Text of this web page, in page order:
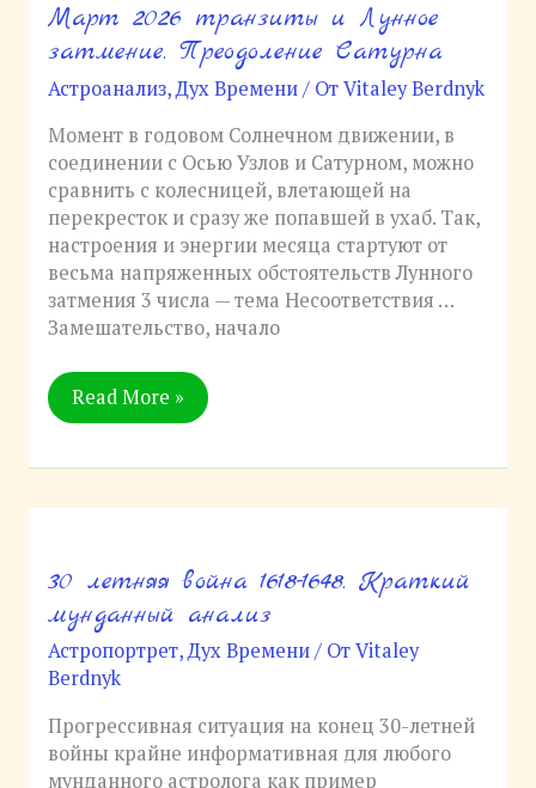
Март 2026 транзиты и Лунное
затмение. Преодоление Сатурна
Астроанализ,Дух Времени/ ОтVitaley Berdnyk
Момент в годовом Солнечном движении, в
соединении с Осью Узлов и Сатурном, можно
сравнить с колесницей, влетающей на
перекресток и сразу же попавшей в ухаб. Так,
настроения и энергии месяца стартуют от
весьма напряженных обстоятельств Лунного
затмения 3 числа — тема Несоответствия …
Замешательство, начало
Март
2026
и
Преодоление
Read More »
30 летняя война 1618-1648. Краткий
мунданный анализ
Астропортрет,Дух Времени/ ОтVitaley
Berdnyk
Прогрессивная ситуация на конец 30-летней
войны крайне информативная для любого
мунданного астролога как пример
30
летняя
война
1618-
1648.
мунданный
анализ